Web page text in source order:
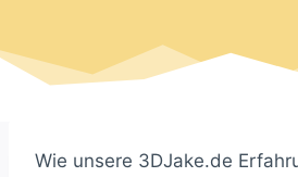
Wie unsere 3DJake.de